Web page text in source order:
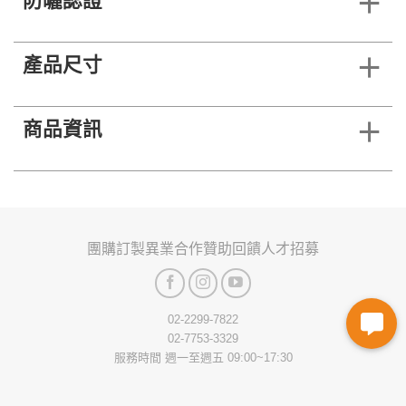
產品尺寸
商品資訊
團購訂製異業合作贊助回饋人才招募
02-2299-7822
02-7753-3329
服務時間 週一至週五 09:00~17:30